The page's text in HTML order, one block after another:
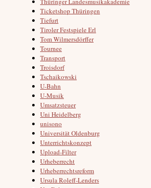
Ticketshop Thüringen
Tiefurt
Tiroler Festspiele Erl
Tom Wilmersdörffer
Tournee
Transport
Troisdorf
Tschaikowski
U-Bahn
U-Musik
Umsatzsteuer
Uni Heidelberg
unisono
Universität Oldenburg
Unterrichtskonzept
Upload-Filter
Urheberrecht
Urheberrechtsreform
Ursula Roleff-Lenders